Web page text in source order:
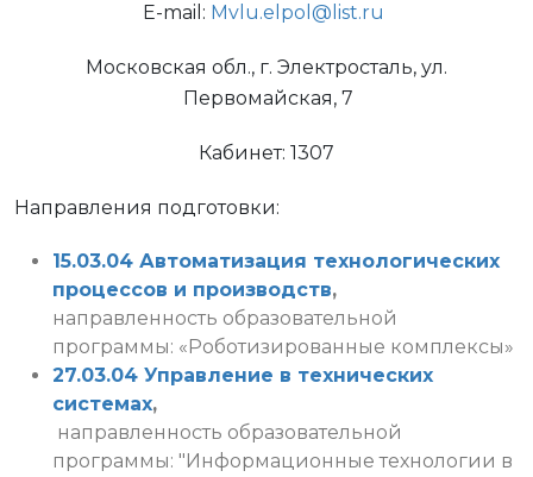
E-mail: Mvlu.elpol@list.ru
Московская обл., г. Электросталь, ул.
Первомайская, 7
Кабинет: 1307
Направления подготовки:
15.03.04 Автоматизация технологических
процессов и производств,
направленность образовательной
программы: «Роботизированные комплексы»
27.03.04 Управление в технических
системах,
направленность образовательной
программы: "Информационные технологии в